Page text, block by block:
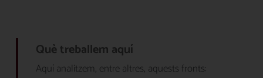
Què treballem aquí
Aquí analitzem, entre altres, aquests fronts: